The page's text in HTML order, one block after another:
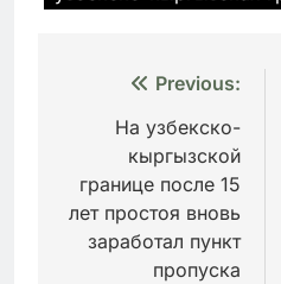
Навигация
записям
Previous:
На узбекско-
кыргызской
границе после 15
лет простоя вновь
заработал пункт
пропуска